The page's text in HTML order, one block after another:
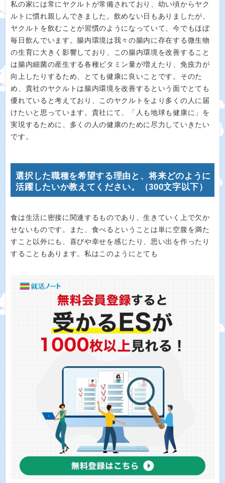
私の家には常にヤクルトが常備されており、幼い頃からヤク
ルトに慣れ親しんできました。飲めない日もありましたが、
ヤクルトを飲むことが習慣のようになっていて、今でもほぼ
毎日飲んでいます。腸内環境は我々の腸内に存在する微生物
の生育に大きく影響しており、この腸内環境を改善すること
は腸内細菌の産生する各種ビタミン量が増えたり、免疫力が
向上したりするため、とても健康に良いことです。そのた
め、貴社のヤクルトは腸内環境を改善するという面でとても
優れていると考えており、このヤクルトをより多くの人に届
けたいと思っています。貴社にて、「人も地球も健康に」を
実現するために、多くの人の健康のために尽力していきたい
です。
選択した職種を希望する理由と、将来どのように
活躍したいか教えてください。（300文字以下）
食は生活に密接に関連するものであり、生きていく上で欠か
せないものです。また、食べるということは単に空腹を満た
すこと以外にも、喜びや幸せを感じたり、思い出を作ったり
することもあります。私はこのようにとても